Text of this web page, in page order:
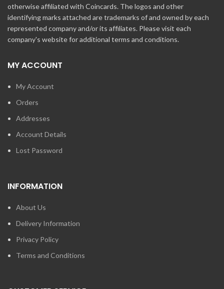
otherwise affiliated with Coincards. The logos and other
identifying marks attached are trademarks of and owned by each
represented company and/or its affiliates. Please visit each
company's website for additional terms and conditions.
MY ACCOUNT
My Account
Orders
Addresses
Account Details
Lost Password
INFORMATION
About Us
Delivery Information
Privacy Policy
Terms and Conditions